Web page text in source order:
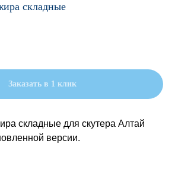
складные
Заказать в 1 клик
складные для скутера Алтай
версии.